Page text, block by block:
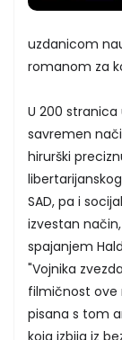
uzdanicom
romanom za
U 200
savremen
hirurški
SAD, pa i
izvestan
spajanjem
"Vojnika
filmičnost ove
pisana s tom
koja izbija iz